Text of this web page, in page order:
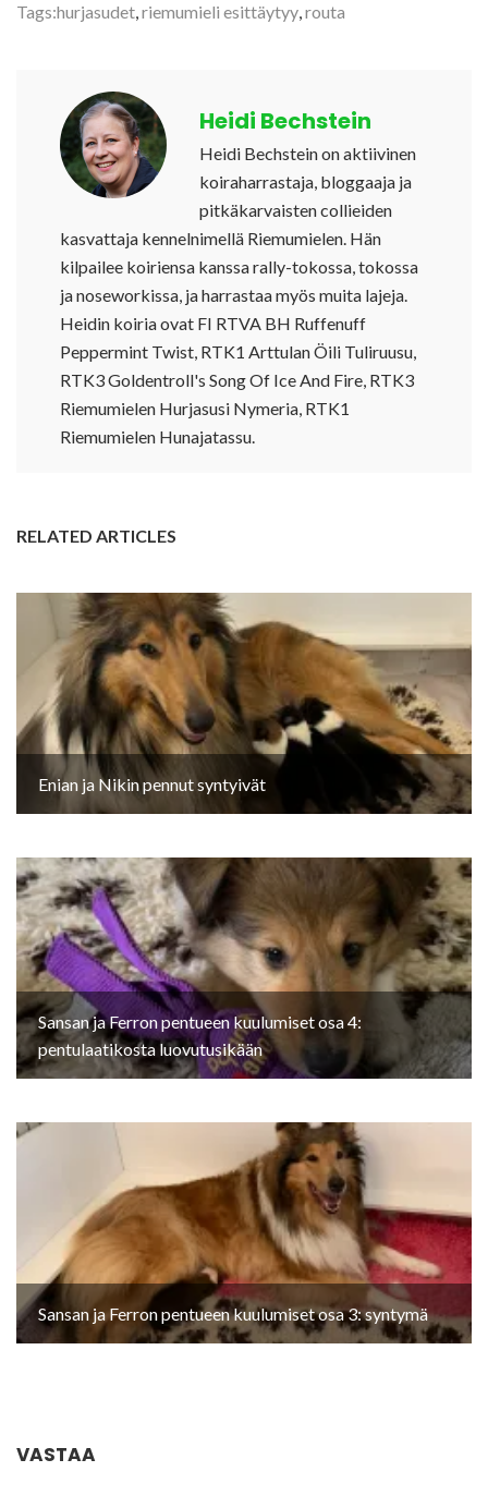
Tags:hurjasudet,riemumieli esittäytyy,routa
Heidi Bechstein
Heidi Bechstein on aktiivinen
koiraharrastaja, bloggaaja ja
pitkäkarvaisten collieiden
kasvattaja kennelnimellä Riemumielen. Hän
kilpailee koiriensa kanssa rally-tokossa, tokossa
ja noseworkissa, ja harrastaa myös muita lajeja.
Heidin koiria ovat FI RTVA BH Ruffenuff
Peppermint Twist, RTK1 Arttulan Öili Tuliruusu,
RTK3 Goldentroll's Song Of Ice And Fire, RTK3
Riemumielen Hurjasusi Nymeria, RTK1
Riemumielen Hunajatassu.
RELATED ARTICLES
Enian ja Nikin pennut syntyivät
Sansan ja Ferron pentueen kuulumiset osa 4:
pentulaatikosta luovutusikään
Sansan ja Ferron pentueen kuulumiset osa 3: syntymä
VASTAA